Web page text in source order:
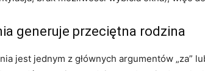
generuje przeciętna rodzina
jest jednym z głównych argumentów „za”